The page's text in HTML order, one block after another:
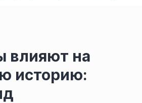
влияют на
историю: